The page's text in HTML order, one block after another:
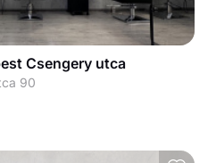
Csengery utca
90